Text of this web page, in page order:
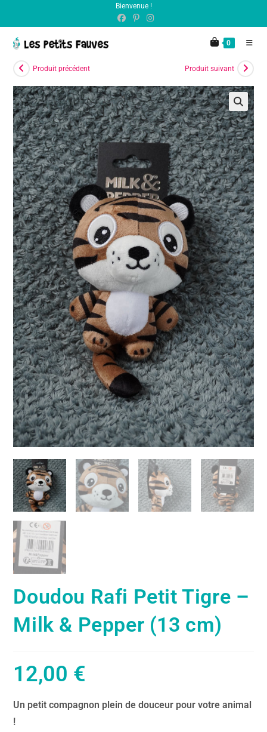
Bienvenue !
0
Produit précédent Produit suivant
Doudou Rafi Petit Tigre –
Milk & Pepper (13 cm)
12,00 €
Un petit compagnon plein de douceur pour votre animal
!